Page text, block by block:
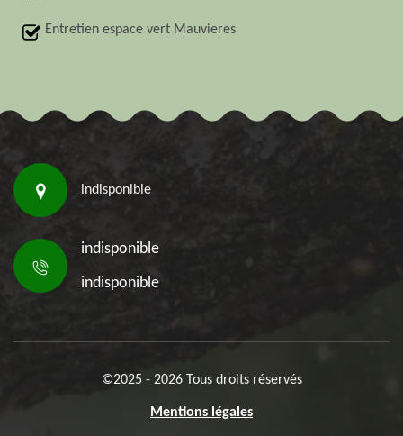
Entretien espace vert Mauvieres
indisponible
indisponible
indisponible
©2025 - 2026 Tous droits réservés
Mentions légales